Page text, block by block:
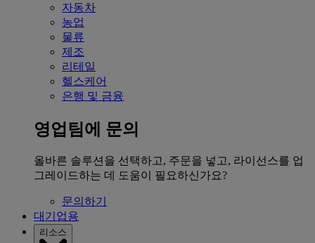
자동차
농업
물류
제조
리테일
헬스케어
은행 및 금융
영업팀에 문의
올바른 솔루션을 선택하고, 주문을 넣고, 라이선스를 업
그레이드하는 데 도움이 필요하신가요?
문의하기
대기업용
리소스